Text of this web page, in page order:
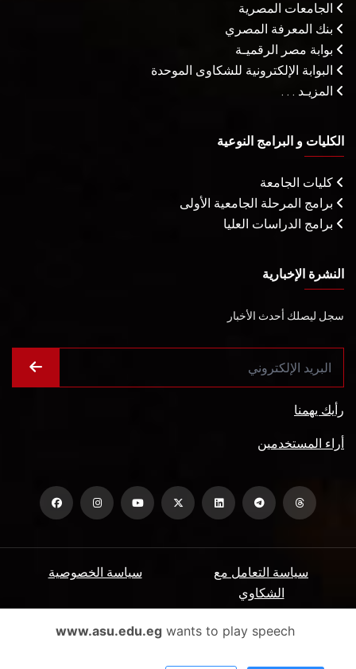
الجامعات المصرية
بنك المعرفة المصري
بوابة مصر الرقميـة
البوابة الإلكترونية للشكاوى الموحدة
المزيـد . . .
الكليات و البرامج النوعية
كليات الجامعة
برامج المرحلة الجامعية الأولى
برامج الدراسات العليا
النشرة الإخبارية
سجل ليصلك أحدث الأخبار
رأيك يهمنا
أراء المستخدمين
سياسة الخصوصية
سياسة التعامل مع
الشكاوي
الأسئلة الشائعة ميثاق المتعاملين www.asu.edu.egwants to play speech